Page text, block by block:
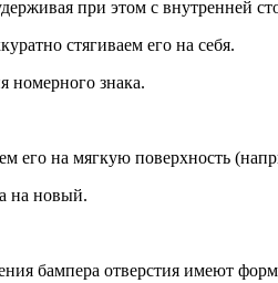
при этом с
стягиваем его на себя.
номерного знака.
его на мягкую поверхность
на новый.
бампера отверстия имеют